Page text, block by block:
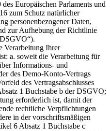
Europäischen Parlaments und
zum Schutz natürlicher
personenbezogener Daten,
zur Aufhebung der Richtlinie
Verarbeitung Ihrer
a. soweit die Verarbeitung für
Informations- und
des Demo-Konto-Vertrags
des Vertragsabschlusses
1 Buchstabe b der DSGVO;
erforderlich ist, damit der
rechtliche Verpflichtungen
in der vorschriftsmäßigen
6 Absatz 1 Buchstabe c